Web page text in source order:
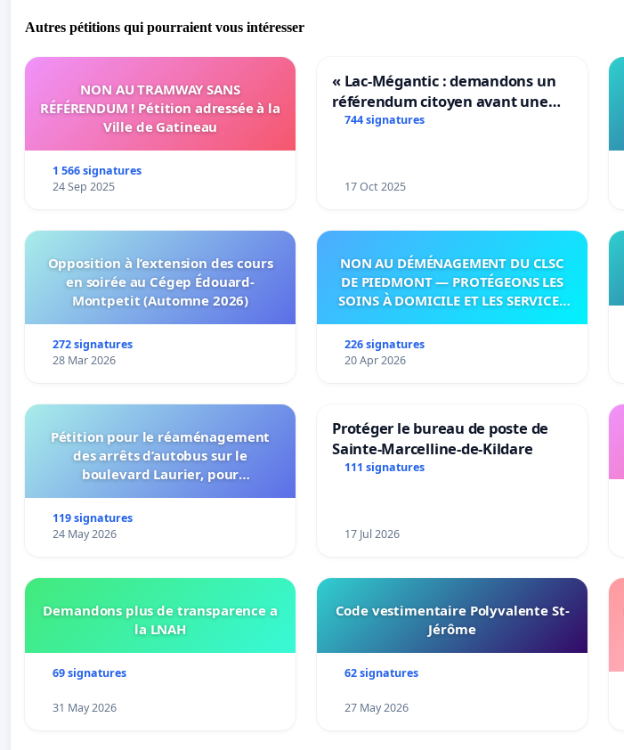
Autres pétitions qui pourraient vous intéresser
NON AU TRAMWAY SANS
RÉFÉRENDUM ! Pétition adressée à la
Ville de Gatineau
1 566 signatures
24 Sep 2025
« Lac-Mégantic : demandons un
référendum citoyen avant une
transformation irréversible de
744 signatures
17 Oct 2025
Opposition à l’extension des cours
en soirée au Cégep Édouard-
Montpetit (Automne 2026)
272 signatures
28 Mar 2026
NON AU DÉMÉNAGEMENT DU CLSC
DE PIEDMONT — PROTÉGEONS LES
SOINS À DOMICILE ET LES SERVICES
226 signatures
20 Apr 2026
Pétition pour le réaménagement
des arrêts d’autobus sur le
boulevard Laurier, pour
connexion 805-802 à établir
119 signatures
24 May 2026
Protéger le bureau de poste de
Sainte-Marcelline-de-Kildare
111 signatures
17 Jul 2026
Demandons plus de transparence a
la LNAH
69 signatures
31 May 2026
Code vestimentaire Polyvalente St-
Jérôme
62 signatures
27 May 2026